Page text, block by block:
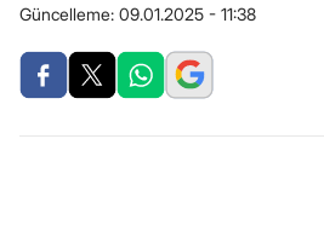
Güncelleme: 09.01.2025 - 11:38